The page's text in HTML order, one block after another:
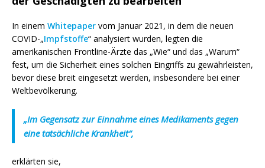
In einem Whitepaper vom Januar 2021, in dem die neuen
COVID-„Impfstoffe“ analysiert wurden, legten die
amerikanischen Frontline-Ärzte das „Wie“ und das „Warum“
fest, um die Sicherheit eines solchen Eingriffs zu gewährleisten,
bevor diese breit eingesetzt werden, insbesondere bei einer
Weltbevölkerung.
„Im Gegensatz zur Einnahme eines Medikaments gegen
eine tatsächliche Krankheit“,
erklärten sie,